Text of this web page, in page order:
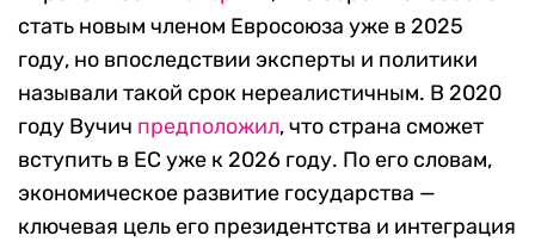
стать новым членом Евросоюза уже в 2025
году, но впоследствии эксперты и политики
называли такой срок нереалистичным. В 2020
году Вучич предположил, что страна сможет
вступить в ЕС уже к 2026 году. По его словам,
экономическое развитие государства —
ключевая цель его президентства и интеграция